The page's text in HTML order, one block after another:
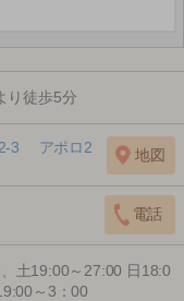
り徒歩5分
2-3 アポロ2
19:00～27:00 日18:0
～3：00